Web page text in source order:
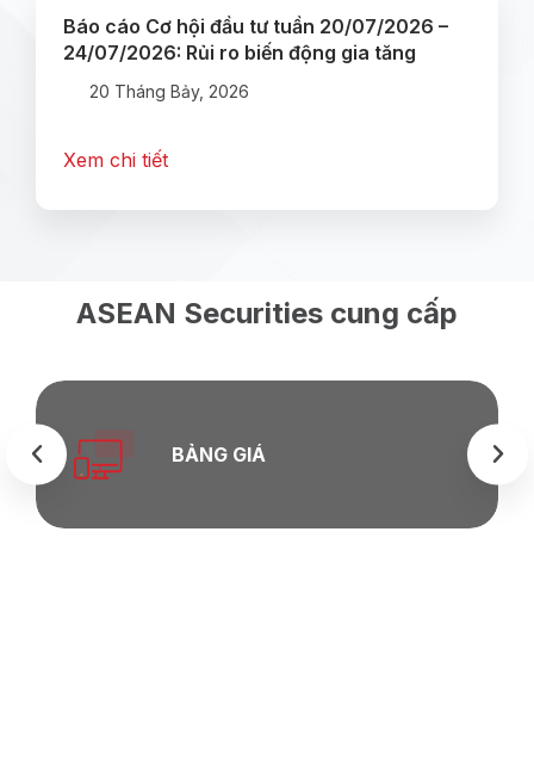
Báo cáo Cơ hội đầu tư tuần 20/07/2026 –
24/07/2026: Rủi ro biến động gia tăng
20 Tháng Bảy, 2026
Xem chi tiết
ASEAN Securities cung cấp
BẢNG GIÁ